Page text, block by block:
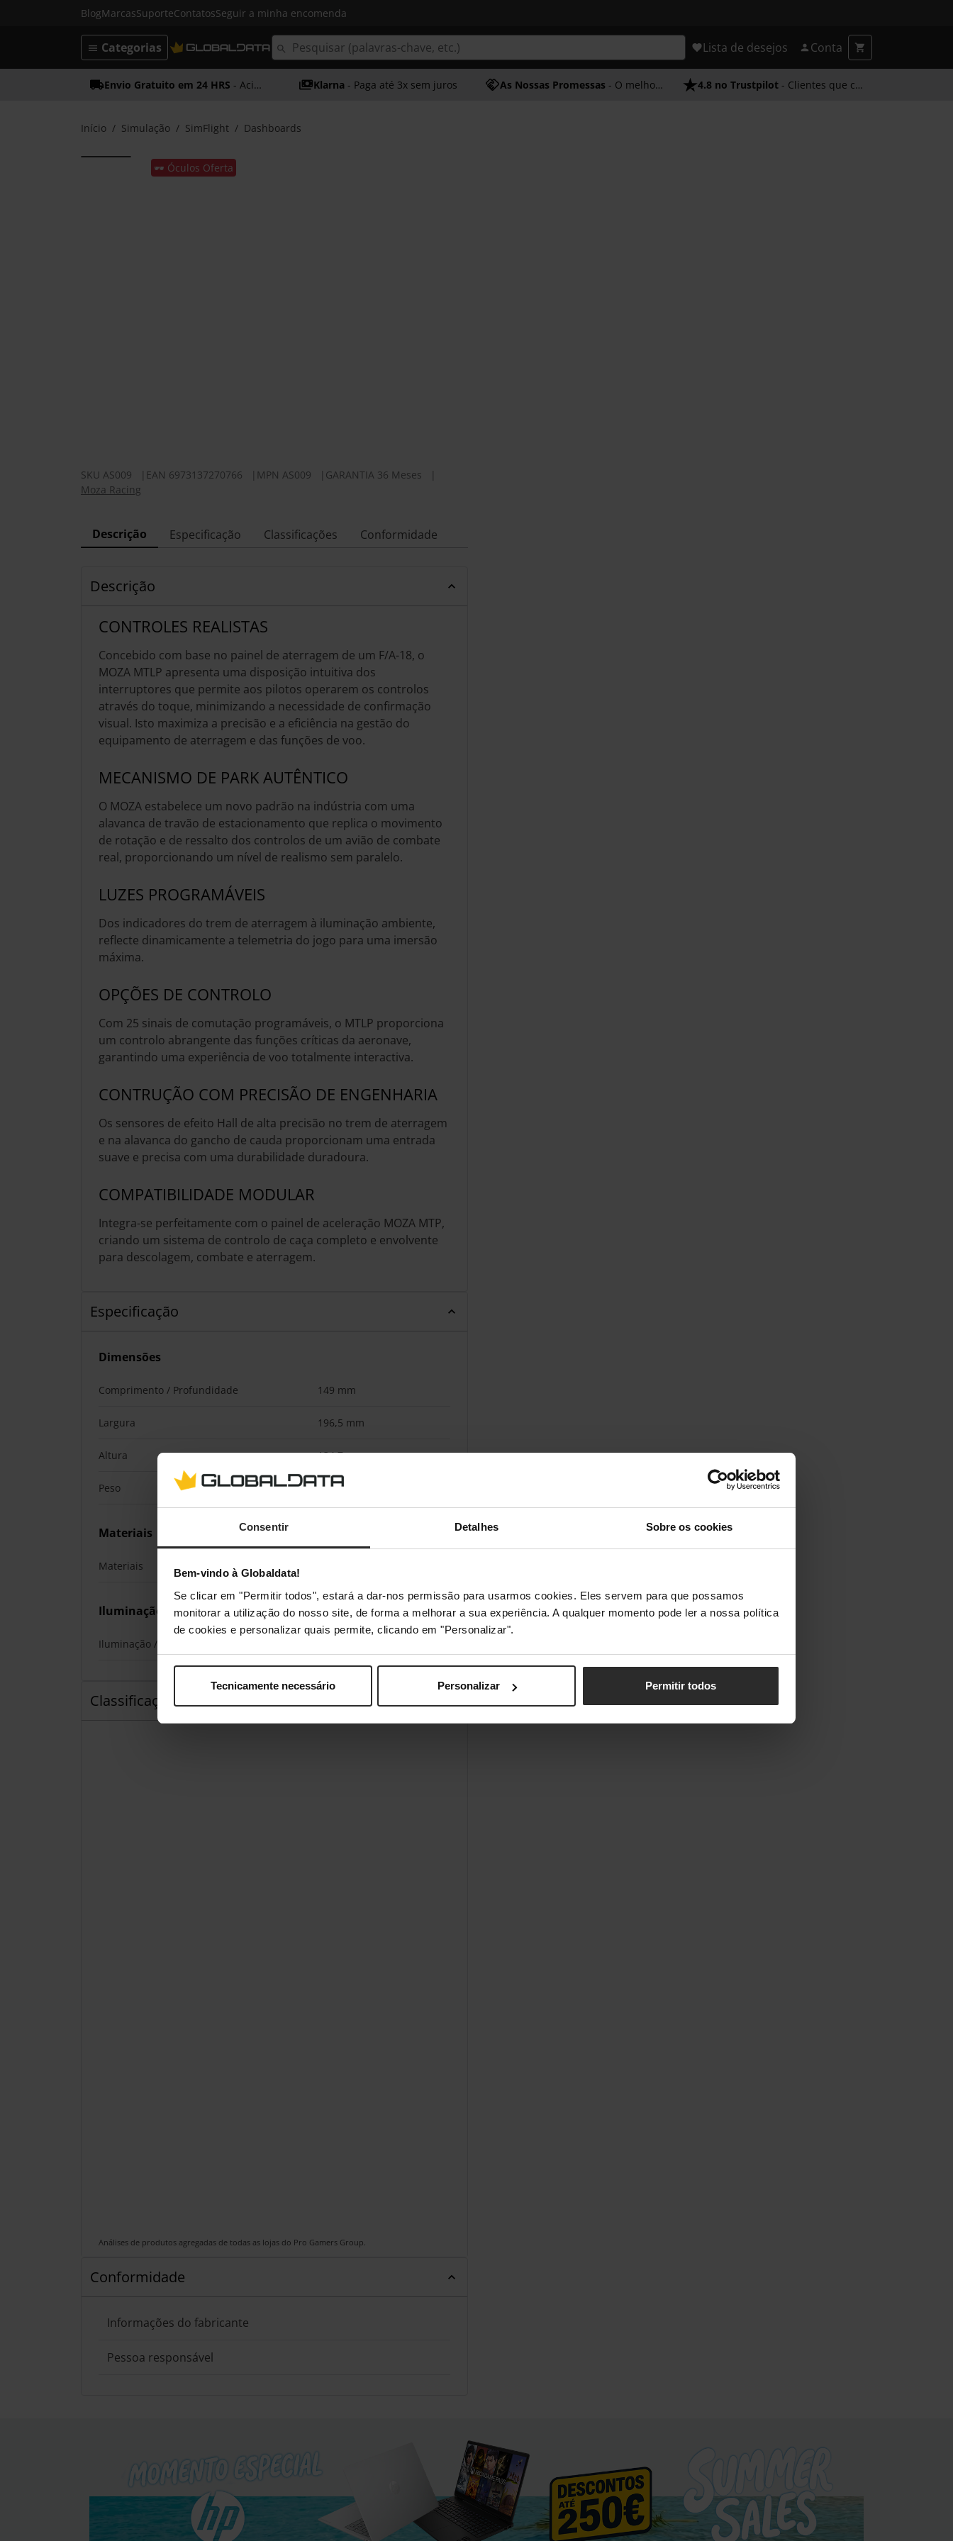
Consentir Detalhes Sobre os cookies
Bem-vindo à Globaldata!
Se clicar em "Permitir todos", estará a dar-nos permissão para usarmos cookies. Eles servem para que possamos
monitorar a utilização do nosso site, de forma a melhorar a sua experiência. A qualquer momento pode ler a nossa política
de cookies e personalizar quais permite, clicando em "Personalizar".
Tecnicamente necessário Personalizar Permitir todos
BlogMarcasSuporteContatosSeguir a minha encomenda
Lista de desejos Conta
Categorias
Envio Gratuito em 24 HRS - Acima dos 50€ Klarna - Paga até 3x sem juros As Nossas Promessas - O melhor atendimento 4.8 no Trustpilot - Clientes que confiam em nós
Início Simulação SimFlight Dashboards
🕶️ Óculos Oferta
SKU AS009 EAN 6973137270766 MPN AS009 GARANTIA 36 Meses
Moza Racing
Descrição Especificação Classificações Conformidade
Descrição
CONTROLES REALISTAS
Concebido com base no painel de aterragem de um F/A-18, o
MOZA MTLP apresenta uma disposição intuitiva dos
interruptores que permite aos pilotos operarem os controlos
através do toque, minimizando a necessidade de confirmação
visual. Isto maximiza a precisão e a eficiência na gestão do
equipamento de aterragem e das funções de voo.
MECANISMO DE PARK AUTÊNTICO
O MOZA estabelece um novo padrão na indústria com uma
alavanca de travão de estacionamento que replica o movimento
de rotação e de ressalto dos controlos de um avião de combate
real, proporcionando um nível de realismo sem paralelo.
LUZES PROGRAMÁVEIS
Dos indicadores do trem de aterragem à iluminação ambiente,
reflecte dinamicamente a telemetria do jogo para uma imersão
máxima.
OPÇÕES DE CONTROLO
Com 25 sinais de comutação programáveis, o MTLP proporciona
um controlo abrangente das funções críticas da aeronave,
garantindo uma experiência de voo totalmente interactiva.
CONTRUÇÃO COM PRECISÃO DE ENGENHARIA
Os sensores de efeito Hall de alta precisão no trem de aterragem
e na alavanca do gancho de cauda proporcionam uma entrada
suave e precisa com uma durabilidade duradoura.
COMPATIBILIDADE MODULAR
Integra-se perfeitamente com o painel de aceleração MOZA MTP,
criando um sistema de controlo de caça completo e envolvente
para descolagem, combate e aterragem.
Especificação
Dimensões
Comprimento / Profundidade 149 mm
Largura 196,5 mm
Altura 134,7 mm
Peso 680 g
Materiais
Materiais
Iluminação
Iluminação / RGB
Classificações
Análises de produtos agregadas de todas as lojas do Pro Gamers Group.
Conformidade
Informações do fabricante
Pessoa responsável